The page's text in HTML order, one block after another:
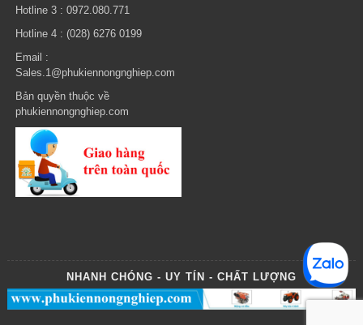
Hotline 3 : 0972.080.771
Hotline 4 : (028) 6276 0199
Email :
Sales.1@phukiennongnghiep.com
Bản quyền thuộc về
phukiennongnghiep.com
NHANH CHÓNG - UY TÍN - CHẤT LƯỢNG